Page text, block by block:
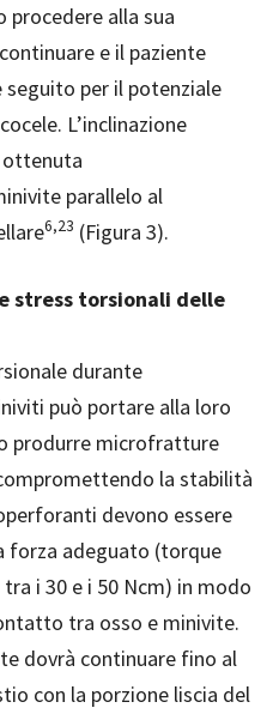
procedere alla sua
e il paziente
per il potenziale
L’inclinazione
ottenuta
parallelo al
6,23 (Figura 3).
stress torsionali delle
durante
può portare alla loro
produrre microfratture
la stabilità
devono essere
forza adeguato (torque
i 30 e i 50 Ncm) in modo
tra osso e minivite.
dovrà continuare fino al
con la porzione liscia del